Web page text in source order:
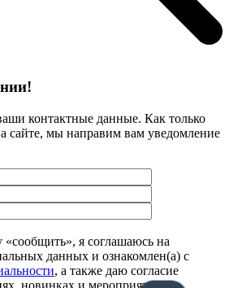
контактные данные. Как только
сайте, мы направим вам уведомление
я соглашаюсь на
данных и ознакомлен(а) с
, а также даю согласие
новинках и мероприятиях